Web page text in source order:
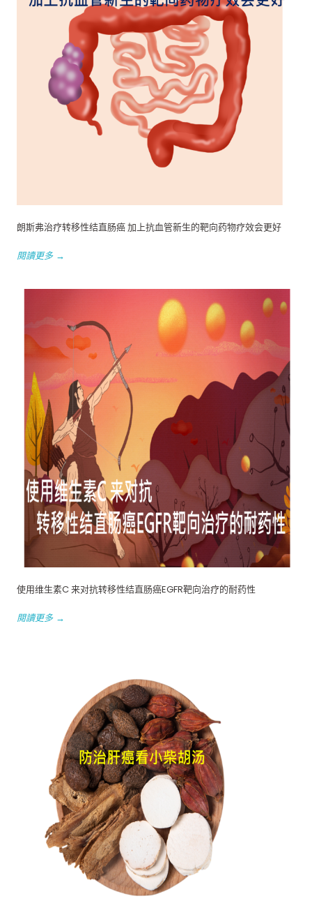
朗斯弗治疗转移性结直肠癌 加上抗血管新生的靶向药物疗效会更好
閱讀更多 →
使用维生素C 来对抗转移性结直肠癌EGFR靶向治疗的耐药性
閱讀更多 →